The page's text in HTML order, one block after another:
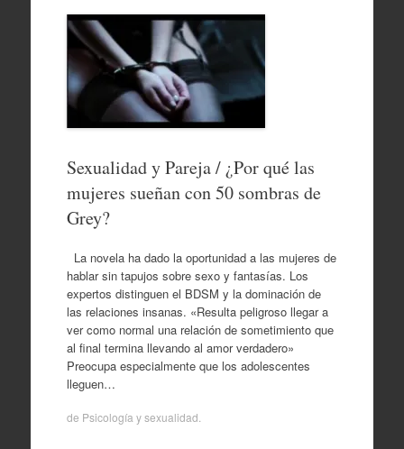
Sexualidad y Pareja / ¿Por qué las
mujeres sueñan con 50 sombras de
Grey?
La novela ha dado la oportunidad a las mujeres de
hablar sin tapujos sobre sexo y fantasías. Los
expertos distinguen el BDSM y la dominación de
las relaciones insanas. «Resulta peligroso llegar a
ver como normal una relación de sometimiento que
al final termina llevando al amor verdadero»
Preocupa especialmente que los adolescentes
lleguen…
de Psicología y sexualidad